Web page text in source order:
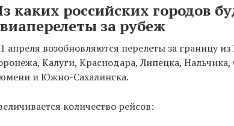
каких российских городов
за рубеж
апреля возобновляются перелеты за границу
Калуги, Краснодара, Липецка, Нальчика,
и Южно-Сахалинска.
количество рейсов: